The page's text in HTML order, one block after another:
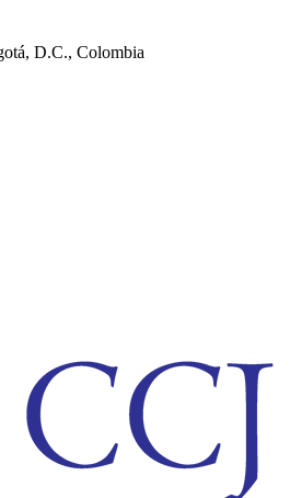
D.C., Colombia